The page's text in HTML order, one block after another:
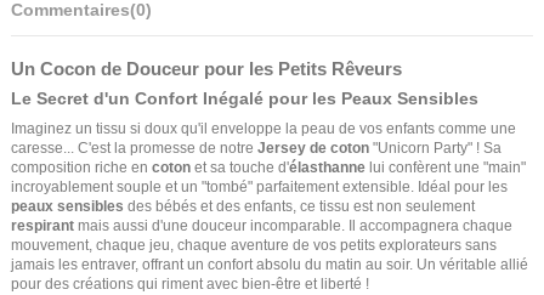
Commentaires(0)
Un Cocon de Douceur pour les Petits Rêveurs
Le Secret d'un Confort Inégalé pour les Peaux Sensibles
Imaginez un tissu si doux qu'il enveloppe la peau de vos enfants comme une
caresse... C'est la promesse de notre Jersey de coton "Unicorn Party" ! Sa
composition riche en coton et sa touche d'élasthanne lui confèrent une "main"
incroyablement souple et un "tombé" parfaitement extensible. Idéal pour les
peaux sensibles des bébés et des enfants, ce tissu est non seulement
respirant mais aussi d'une douceur incomparable. Il accompagnera chaque
mouvement, chaque jeu, chaque aventure de vos petits explorateurs sans
jamais les entraver, offrant un confort absolu du matin au soir. Un véritable allié
pour des créations qui riment avec bien-être et liberté !